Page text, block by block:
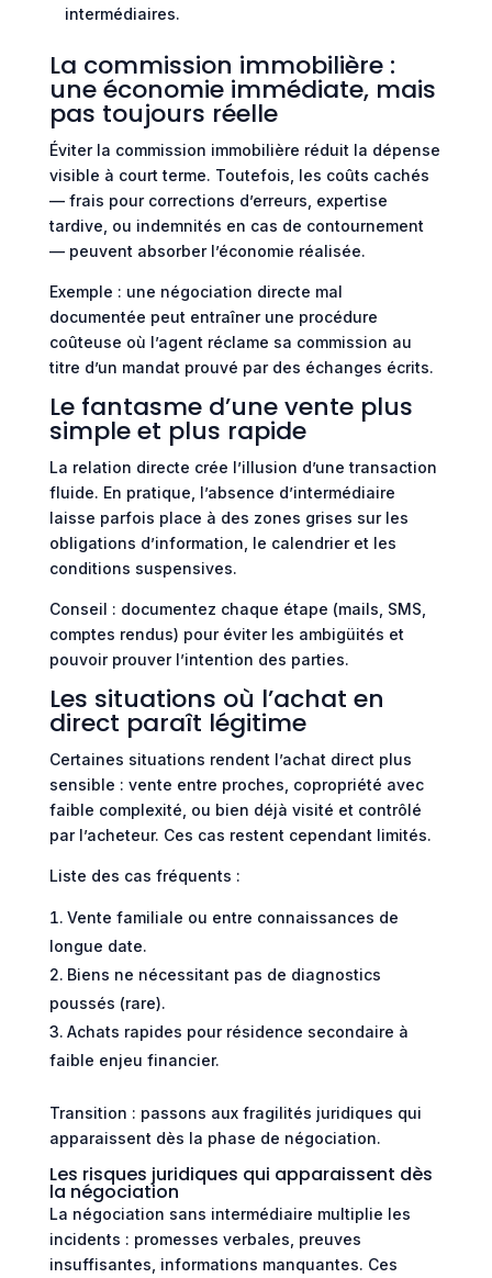
intermédiaires.
La commission immobilière :
une économie immédiate, mais
pas toujours réelle
Éviter la commission immobilière réduit la dépense
visible à court terme. Toutefois, les coûts cachés
— frais pour corrections d’erreurs, expertise
tardive, ou indemnités en cas de contournement
— peuvent absorber l’économie réalisée.
Exemple : une négociation directe mal
documentée peut entraîner une procédure
coûteuse où l’agent réclame sa commission au
titre d’un mandat prouvé par des échanges écrits.
Le fantasme d’une vente plus
simple et plus rapide
La relation directe crée l’illusion d’une transaction
fluide. En pratique, l’absence d’intermédiaire
laisse parfois place à des zones grises sur les
obligations d’information, le calendrier et les
conditions suspensives.
Conseil : documentez chaque étape (mails, SMS,
comptes rendus) pour éviter les ambigüités et
pouvoir prouver l’intention des parties.
Les situations où l’achat en
direct paraît légitime
Certaines situations rendent l’achat direct plus
sensible : vente entre proches, copropriété avec
faible complexité, ou bien déjà visité et contrôlé
par l’acheteur. Ces cas restent cependant limités.
Liste des cas fréquents :
Vente familiale ou entre connaissances de
longue date.
Biens ne nécessitant pas de diagnostics
poussés (rare).
Achats rapides pour résidence secondaire à
faible enjeu financier.
Transition : passons aux fragilités juridiques qui
apparaissent dès la phase de négociation.
Les risques juridiques qui apparaissent dès
la négociation
La négociation sans intermédiaire multiplie les
incidents : promesses verbales, preuves
insuffisantes, informations manquantes. Ces